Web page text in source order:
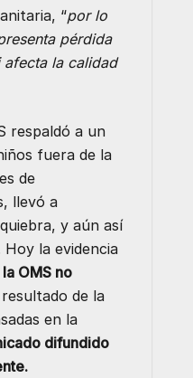
“por lo
pérdida
la calidad
respaldó a un
fuera de la
de
llevó a
y aún así
la evidencia
OMS no
de la
en la
difundido